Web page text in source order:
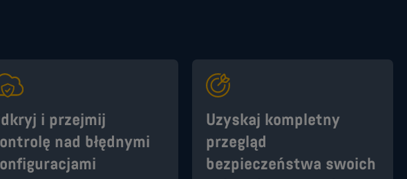
i przejmij
nad błędnymi
Uzyskaj kompletny
przegląd
bezpieczeństwa swoich